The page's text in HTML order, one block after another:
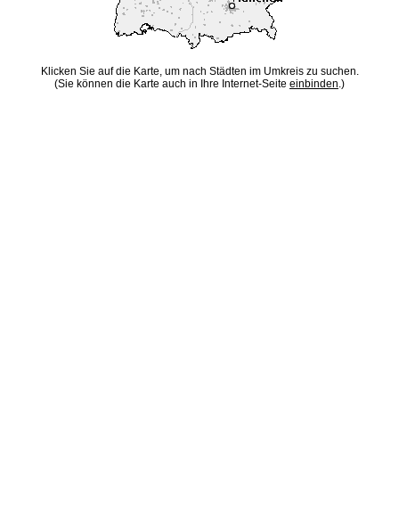
Klicken Sie auf die Karte, um nach Städten im Umkreis zu suchen.
(Sie können die Karte auch in Ihre Internet-Seite einbinden.)